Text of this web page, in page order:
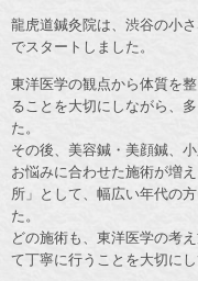
龍虎道鍼灸院は、渋谷の小
でスタートしました。
東洋医学の観点から体質を
ることを大切にしながら、
た。
その後、美容鍼・美顔鍼、
お悩みに合わせた施術が増
所」として、幅広い年代の
た。
どの施術も、東洋医学の考
て丁寧に行うことを大切にし